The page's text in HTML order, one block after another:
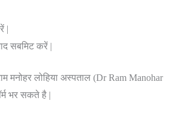
|
सबमिट करें |
मनोहर लोहिया अस्पताल (Dr Ram Manohar
भर सकते है |